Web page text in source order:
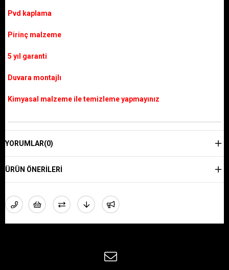
Pvd kaplama
Pirinç malzeme
5 yıl garanti
Duvara montajlı
Kimyasal malzeme ile temizleme yapmayınız
YORUMLAR(0)
ÜRÜN ÖNERILERI